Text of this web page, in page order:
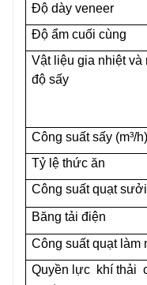
Độ dày veneer
Độ ẩm cuối cùng
Vật liệu gia nhiệt và
độ sấy
Công suất sấy (m³/h)
Tỷ lệ thức ăn
Công suất quạt sưởi
Băng tải điện
Công suất quạt làm
Quyền lực khí thải